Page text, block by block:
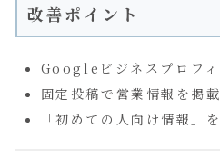
改善ポイント
Googleビジネスプロフィ
固定投稿で営業情報を掲載
「初めての人向け情報」